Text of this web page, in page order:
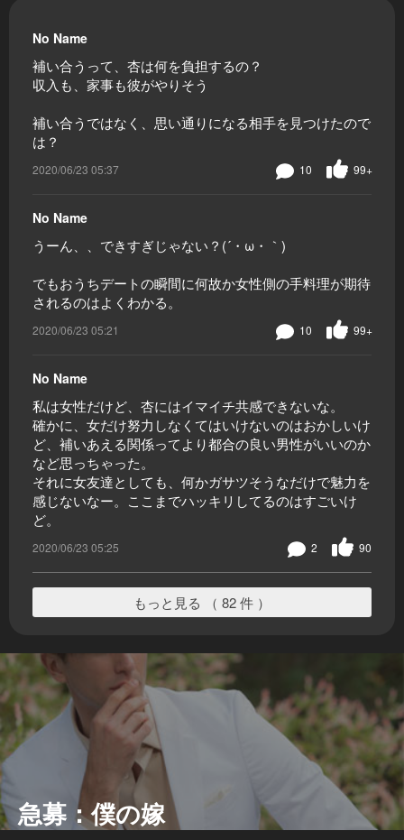
No Name
補い合うって、杏は何を負担するの？
収入も、家事も彼がやりそう
補い合うではなく、思い通りになる相手を見つけたので
は？
2020/06/23 05:37 99+
10
No Name
うーん、、できすぎじゃない？(´・ω・｀)
でもおうちデートの瞬間に何故か女性側の手料理が期待
されるのはよくわかる。
2020/06/23 05:21 99+
10
No Name
私は女性だけど、杏にはイマイチ共感できないな。
確かに、女だけ努力しなくてはいけないのはおかしいけ
ど、補いあえる関係ってより都合の良い男性がいいのか
など思っちゃった。
それに女友達としても、何かガサツそうなだけで魅力を
感じないなー。ここまでハッキリしてるのはすごいけ
ど。
2020/06/23 05:25 90
2
もっと見る （ 82 件 ）
急募：僕の嫁